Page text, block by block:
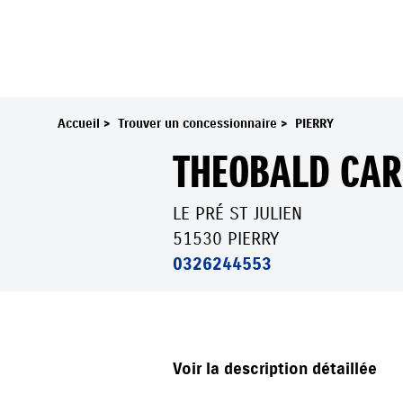
Accueil > Trouver un concessionnaire > PIERRY
THEOBALD
LE PRÉ ST JULIEN
51530 PIERRY
0326244553
Voir la description détaillée